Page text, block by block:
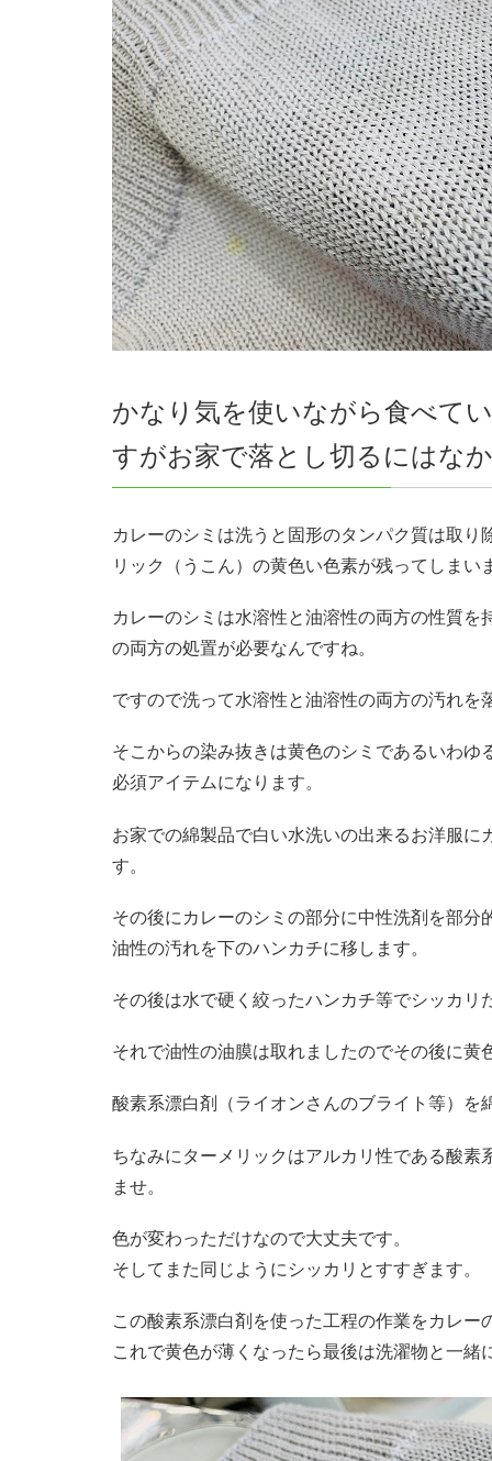
かなり気を使いながら食べて
すがお家で落とし切るにはな
カレーのシミは洗うと固形のタンパク質は取
リック（うこん）の黄色い色素が残ってしまい
カレーのシミは水溶性と油溶性の両方の性質
の両方の処置が必要なんですね。
ですので洗って水溶性と油溶性の両方の汚れ
そこからの染み抜きは黄色のシミであるいわ
必須アイテムになります。
お家での綿製品で白い水洗いの出来るお洋服
す。
その後にカレーのシミの部分に中性洗剤を部
油性の汚れを下のハンカチに移します。
その後は水で硬く絞ったハンカチ等でシッカ
それで油性の油膜は取れましたのでその後に黄
酸素系漂白剤（ライオンさんのブライト等）
ちなみにターメリックはアルカリ性である酸
ませ。
色が変わっただけなので大丈夫です。
そしてまた同じようにシッカリとすすぎます。
この酸素系漂白剤を使った工程の作業をカレ
これで黄色が薄くなったら最後は洗濯物と一緒